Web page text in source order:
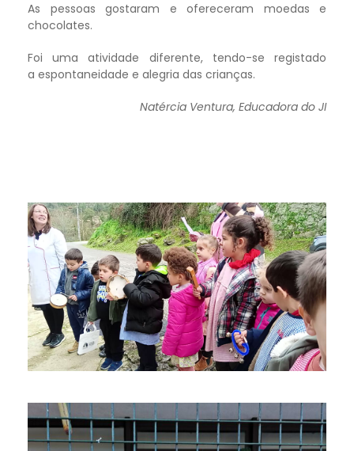
As pessoas gostaram e ofereceram moedas e
chocolates.
Foi uma atividade diferente, tendo-se registado
a espontaneidade e alegria das crianças.
Natércia Ventura, Educadora do JI